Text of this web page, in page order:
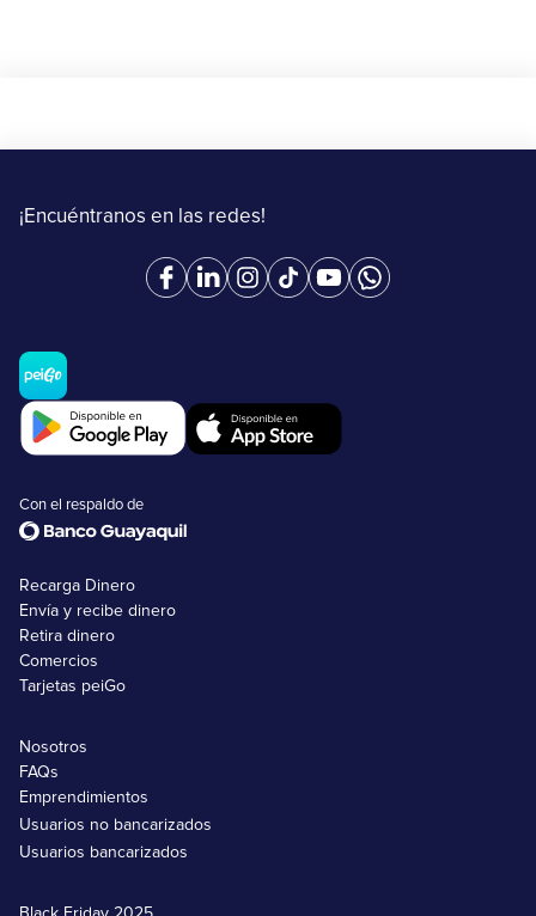
¡Encuéntranos en las redes!
Con el respaldo de
Recarga Dinero
Envía y recibe dinero
Retira dinero
Comercios
Tarjetas peiGo
Nosotros
FAQs
Emprendimientos
Usuarios no bancarizados
Usuarios bancarizados